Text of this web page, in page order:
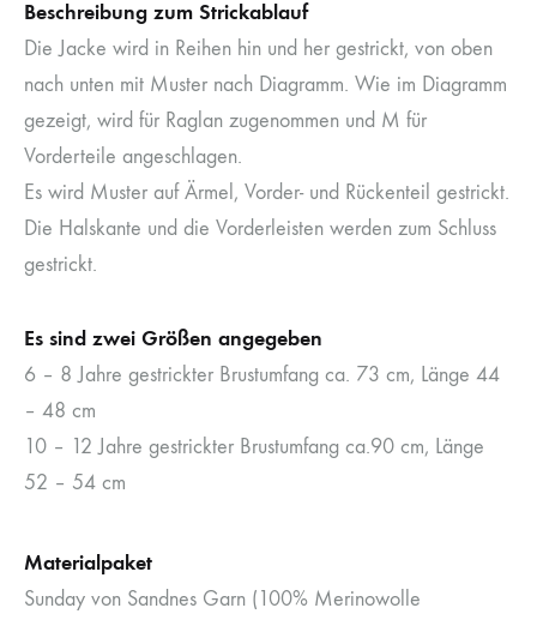
Beschreibung zum Strickablauf
Die Jacke wird in Reihen hin und her gestrickt, von oben
nach unten mit Muster nach Diagramm. Wie im Diagramm
gezeigt, wird für Raglan zugenommen und M für
Vorderteile angeschlagen.
Es wird Muster auf Ärmel, Vorder- und Rückenteil gestrickt.
Die Halskante und die Vorderleisten werden zum Schluss
gestrickt.
Es sind zwei Größen angegeben
6 – 8 Jahre gestrickter Brustumfang ca. 73 cm, Länge 44
– 48 cm
10 – 12 Jahre gestrickter Brustumfang ca.90 cm, Länge
52 – 54 cm
Materialpaket
Sunday von Sandnes Garn (100% Merinowolle